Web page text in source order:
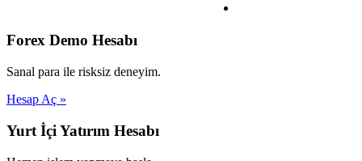
Forex Demo Hesabı
Sanal para ile risksiz deneyim.
Hesap Aç »
Yurt İçi Yatırım Hesabı